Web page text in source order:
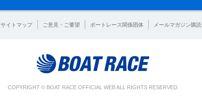
サイトマップ ご意見・ご要望 ボートレース関係団体 メールマガジン購読
COPYRIGHT © BOAT RACE OFFICIAL WEB ALL RIGHTS RESERVED.